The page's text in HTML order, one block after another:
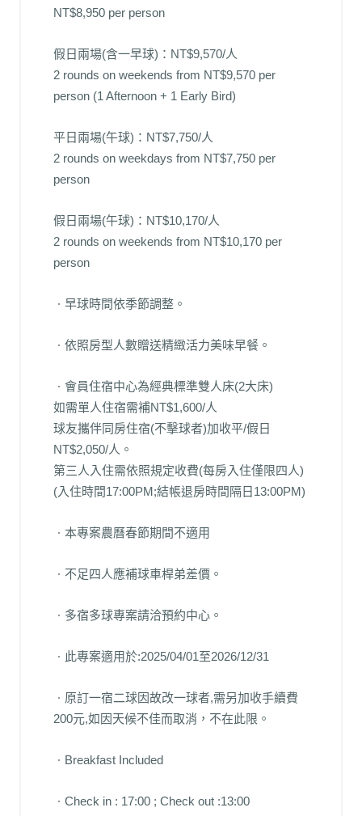
NT$8,950 per person
假日兩場(含一早球)：NT$9,570/人
2 rounds on weekends from NT$9,570 per
person (1 Afternoon + 1 Early Bird)
平日兩場(午球)：NT$7,750/人
2 rounds on weekdays from NT$7,750 per
person
假日兩場(午球)：NT$10,170/人
2 rounds on weekends from NT$10,170 per
person
ㆍ早球時間依季節調整。
ㆍ依照房型人數贈送精緻活力美味早餐。
ㆍ會員住宿中心為經典標準雙人床(2大床)
如需單人住宿需補NT$1,600/人
球友攜伴同房住宿(不擊球者)加收平/假日
NT$2,050/人。
第三人入住需依照規定收費(每房入住僅限四人)
(入住時間17:00PM;結帳退房時間隔日13:00PM)
ㆍ本專案農曆春節期間不適用
ㆍ不足四人應補球車桿弟差價。
ㆍ多宿多球專案請洽預約中心。
ㆍ此專案適用於:2025/04/01至2026/12/31
ㆍ原訂一宿二球因故改一球者,需另加收手續費
200元,如因天候不佳而取消，不在此限。
ㆍBreakfast Included
ㆍCheck in : 17:00 ; Check out :13:00